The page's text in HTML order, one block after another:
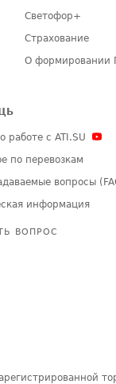
Светофор+
Страхование
О формировании
работе с ATI.SU
по перевозкам
вопросы
информация
ВОПРОС